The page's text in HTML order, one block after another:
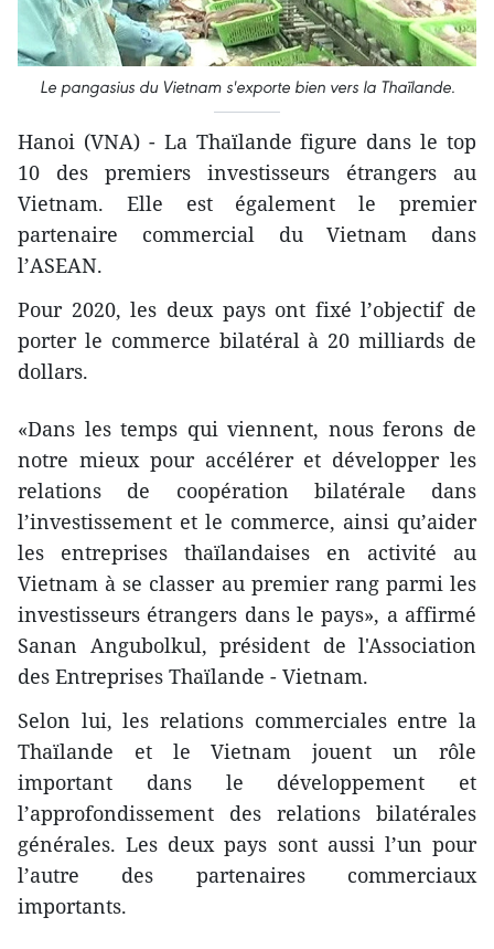
Le pangasius du Vietnam s'exporte bien vers la Thaïlande.
Hanoi (VNA) - La Thaïlande figure dans le top
10 des premiers investisseurs étrangers au
Vietnam. Elle est également le premier
partenaire commercial du Vietnam dans
l’ASEAN.
Pour 2020, les deux pays ont fixé l’objectif de
porter le commerce bilatéral à 20 milliards de
dollars.
«Dans les temps qui viennent, nous ferons de
notre mieux pour accélérer et développer les
relations de coopération bilatérale dans
l’investissement et le commerce, ainsi qu’aider
les entreprises thaïlandaises en activité au
Vietnam à se classer au premier rang parmi les
investisseurs étrangers dans le pays», a affirmé
Sanan Angubolkul, président de l'Association
des Entreprises Thaïlande - Vietnam.
Selon lui, les relations commerciales entre la
Thaïlande et le Vietnam jouent un rôle
important dans le développement et
l’approfondissement des relations bilatérales
générales. Les deux pays sont aussi l’un pour
l’autre des partenaires commerciaux
importants.